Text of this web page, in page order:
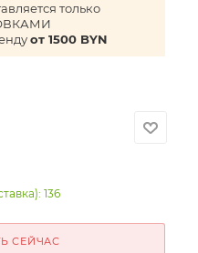
только
от 1500 BYN
136
СЕЙЧАС